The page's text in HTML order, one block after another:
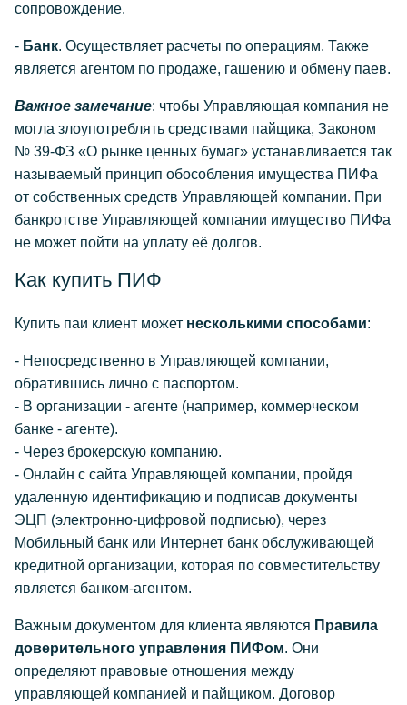
сопровождение.
- Банк. Осуществляет расчеты по операциям. Также
является агентом по продаже, гашению и обмену паев.
Важное замечание: чтобы Управляющая компания не
могла злоупотреблять средствами пайщика, Законом
№ 39-ФЗ «О рынке ценных бумаг» устанавливается так
называемый принцип обособления имущества ПИФа
от собственных средств Управляющей компании. При
банкротстве Управляющей компании имущество ПИФа
не может пойти на уплату её долгов.
Как купить ПИФ
Купить паи клиент может несколькими способами:
- Непосредственно в Управляющей компании,
обратившись лично с паспортом.
- В организации - агенте (например, коммерческом
банке - агенте).
- Через брокерскую компанию.
- Онлайн с сайта Управляющей компании, пройдя
удаленную идентификацию и подписав документы
ЭЦП (электронно-цифровой подписью), через
Мобильный банк или Интернет банк обслуживающей
кредитной организации, которая по совместительству
является банком-агентом.
Важным документом для клиента являются Правила
доверительного управления ПИФом. Они
определяют правовые отношения между
управляющей компанией и пайщиком. Договор